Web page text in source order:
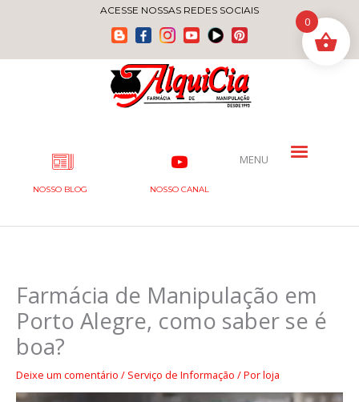
conteúdo
ACESSE NOSSAS REDES SOCIAIS
NOSSO BLOG NOSSO CANAL
MENU
Farmácia de Manipulação em
Porto Alegre, como saber se é
boa?
Deixe um comentário / Serviço de Informação / Porloja
0